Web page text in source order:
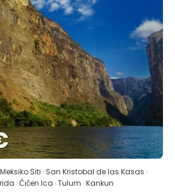
Pogledajte
Siti · San Kristobal de las Kasas ·
· Čičen Ica · Tulum · Kankun